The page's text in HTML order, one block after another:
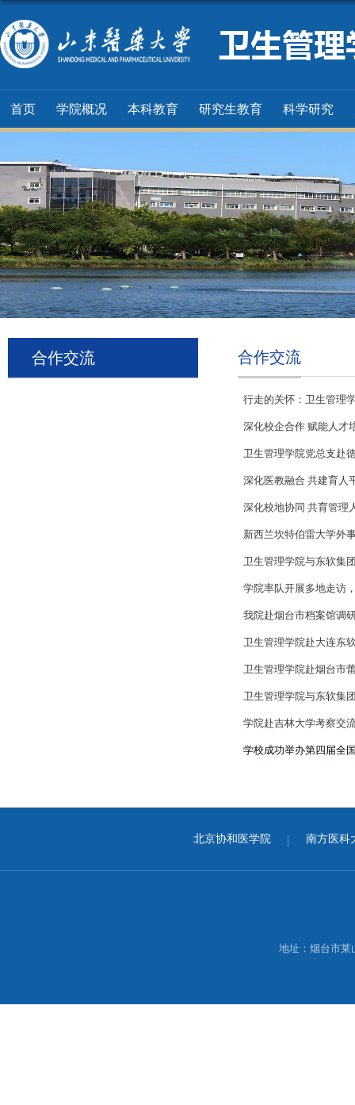
首页 学院概况 本科教育 研究生教育 科学研究
合作交流 合作交流
行走的关怀：卫生管理
深化校企合作 赋能人才
卫生管理学院党总支赴
深化医教融合 共建育人
深化校地协同 共育管
新西兰坎特伯雷大学外
卫生管理学院与东软集
学院率队开展多地走访
我院赴烟台市档案馆调
卫生管理学院赴大连东
卫生管理学院赴烟台市
卫生管理学院与东软集
学院赴吉林大学考察交
学校成功举办第四届全
北京协和医学院 南方医科
地址：烟台市莱